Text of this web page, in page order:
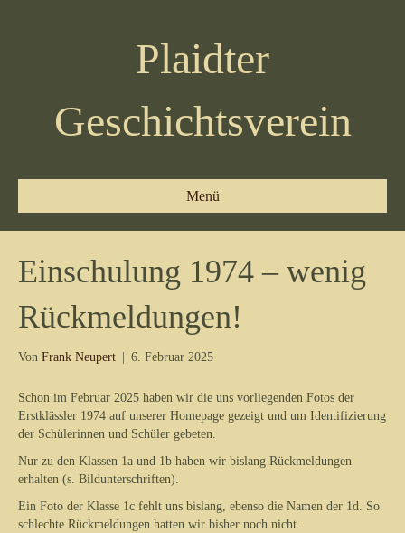
Plaidter
Geschichtsverein
Menü
Einschulung 1974 – wenig
Rückmeldungen!
Von Frank Neupert 6. Februar 2025
Schon im Februar 2025 haben wir die uns vorliegenden Fotos der
Erstklässler 1974 auf unserer Homepage gezeigt und um Identifizierung
der Schülerinnen und Schüler gebeten.
Nur zu den Klassen 1a und 1b haben wir bislang Rückmeldungen
erhalten (s. Bildunterschriften).
Ein Foto der Klasse 1c fehlt uns bislang, ebenso die Namen der 1d. So
schlechte Rückmeldungen hatten wir bisher noch nicht.